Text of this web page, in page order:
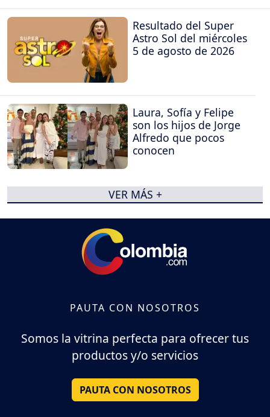
Resultado del Super
Astro Sol del miércoles
5 de agosto de 2026
Laura, Sofía y Felipe
son los hijos de Jorge
Alfredo que pocos
conocen
VER MÁS +
PAUTA CON NOSOTROS
Somos la vitrina perfecta para ofrecer tus
productos y/o servicios
PAUTA CON NOSOTROS